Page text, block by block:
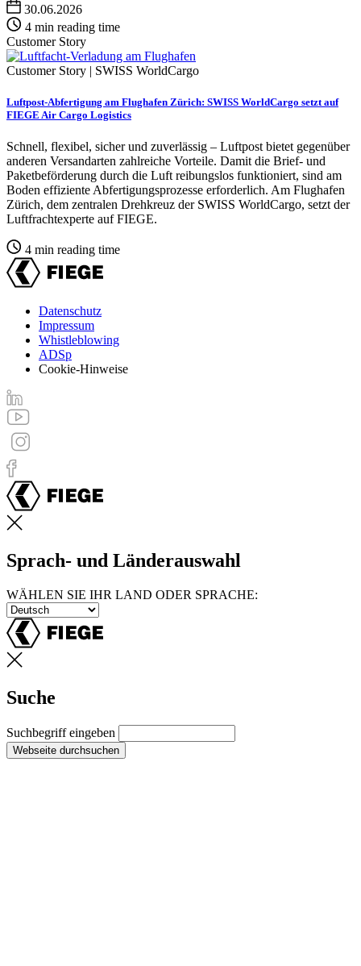
30.06.2026
4 min reading time
Customer Story
Customer Story | SWISS WorldCargo
Luftpost-Abfertigung am Flughafen Zürich: SWISS WorldCargo setzt auf
FIEGE Air Cargo Logistics
Schnell, flexibel, sicher und zuverlässig – Luftpost bietet gegenüber
anderen Versandarten zahlreiche Vorteile. Damit die Brief- und
Paketbeförderung durch die Luft reibungslos funktioniert, sind am
Boden effiziente Abfertigungsprozesse erforderlich. Am Flughafen
Zürich, dem zentralen Drehkreuz der SWISS WorldCargo, setzt der
Luftfrachtexperte auf FIEGE.
4 min reading time
Footer
menu
Datenschutz
Impressum
Whistleblowing
ADSp
Cookie-Hinweise
Sprach- und Länderauswahl
WÄHLEN SIE IHR LAND ODER SPRACHE:
Suche
Suchbegriff eingeben